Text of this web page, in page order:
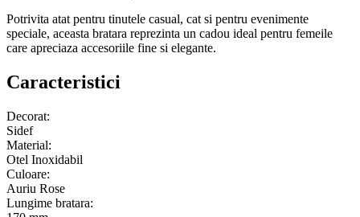
Potrivita atat pentru tinutele casual, cat si pentru evenimente
speciale, aceasta bratara reprezinta un cadou ideal pentru femeile
care apreciaza accesoriile fine si elegante.
Caracteristici
Decorat:
Sidef
Material:
Otel Inoxidabil
Culoare:
Auriu Rose
Lungime bratara: